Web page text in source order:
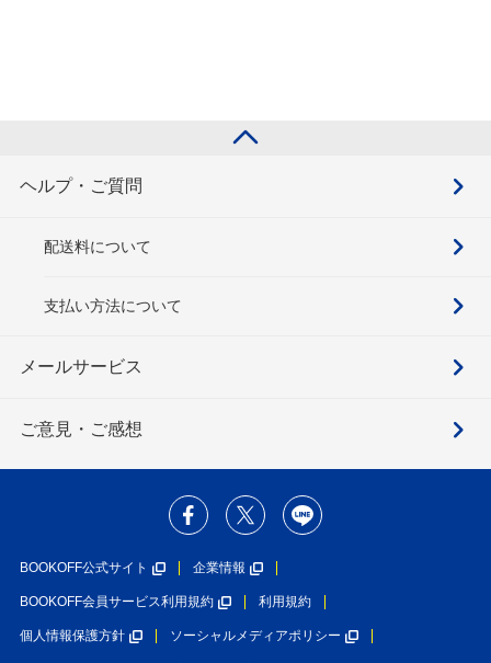
ヘルプ・ご質問
配送料について
支払い方法について
メールサービス
ご意見・ご感想
BOOKOFF公式サイト 企業情報
BOOKOFF会員サービス利用規約 利用規約
個人情報保護方針 ソーシャルメディアポリシー